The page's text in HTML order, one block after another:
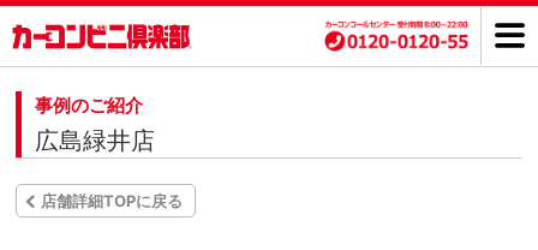
事例のご紹介
広島緑井店
店舗詳細TOPに戻る